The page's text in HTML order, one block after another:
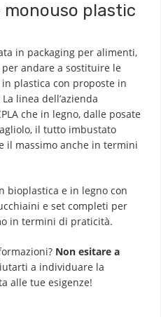
monouso plastic
in packaging per alimenti,
andare a sostituire le
plastica con proposte in
linea dell’azienda
che in legno, dalle posate
il tutto imbustato
il massimo anche in termini
bioplastica e in legno con
e set completi per
in termini di praticità.
Non esitare a
a individuare la
alle tue esigenze!